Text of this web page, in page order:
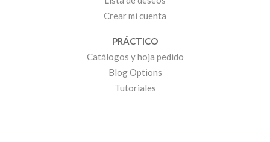
Crear mi cuenta
PRÁCTICO
Catálogos y hoja pedido
Blog Options
Tutoriales